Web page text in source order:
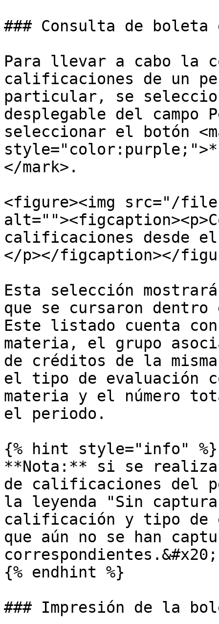
### Consulta de
Para llevar a cabo la
calificaciones de un
particular, se
desplegable del campo
seleccionar el botón
</mark>.
<figure><img src="/
calificaciones desde
</p></figcaption></
Esta selección
que se cursaron
Este listado cuenta
materia, el grupo
de créditos de la
el tipo de evaluación
materia y el número
el periodo.
{% hint style="info" %}
**Nota:** si se
de calificaciones del
la leyenda "Sin
calificación y tipo de
que aún no se han
correspondientes.&#x20;
{% endhint %}
### Impresión de la